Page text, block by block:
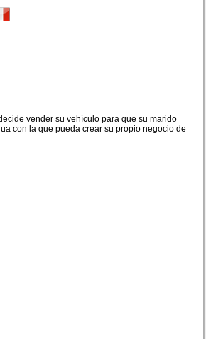
vender su vehículo para que su marido
con la que pueda crear su propio negocio de